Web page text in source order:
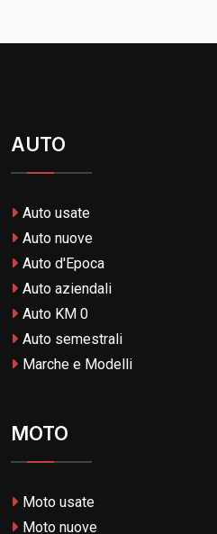
AUTO
Auto usate
Auto nuove
Auto d'Epoca
Auto aziendali
Auto KM 0
Auto semestrali
Marche e Modelli
MOTO
Moto usate
Moto nuove